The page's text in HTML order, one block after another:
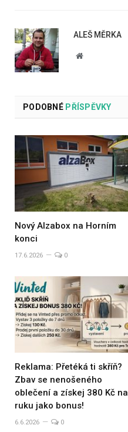
ALEŠ MĚRKA
Website
PODOBNÉPŘÍSPĚVKY
Nový Alzabox na Horním
konci
17.6.2026 0
Reklama: Přetéká ti skříň?
Zbav se nenošeného
oblečení a získej 380 Kč na
ruku jako bonus!
6.6.2026 0